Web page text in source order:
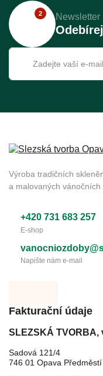
2 Newsletter
Výroba tradičních
a malovaných vánočních
+420 731 683 257
E-shop
Napište nám e-mail
Fakturační údaje
SLEZSKÁ
Sadová 121/4
746 01 Opava Předměstí